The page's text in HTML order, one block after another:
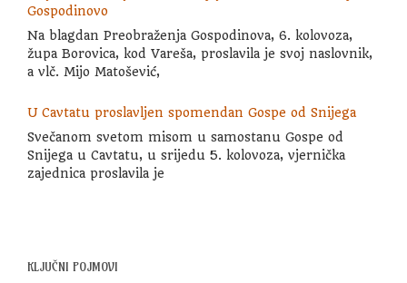
Gospodinovo
Na blagdan Preobraženja Gospodinova, 6. kolovoza,
župa Borovica, kod Vareša, proslavila je svoj naslovnik,
a vlč. Mijo Matošević,
U Cavtatu proslavljen spomendan Gospe od Snijega
Svečanom svetom misom u samostanu Gospe od
Snijega u Cavtatu, u srijedu 5. kolovoza, vjernička
zajednica proslavila je
KLJUČNI POJMOVI